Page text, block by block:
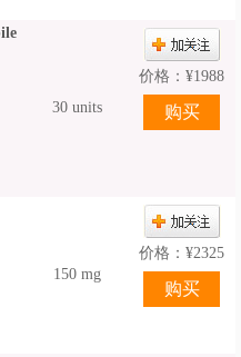
30 units
价格： ¥1988
150 mg
价格： ¥2325